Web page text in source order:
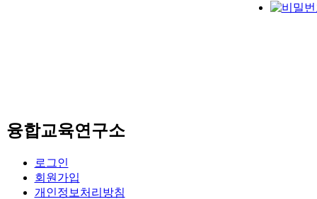
융합교육연구소
로그인
회원가입
개인정보처리방침